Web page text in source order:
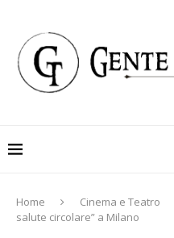
Home Cinema e Teatro
salute circolare” a Milano